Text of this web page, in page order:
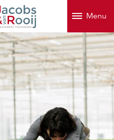
Menu